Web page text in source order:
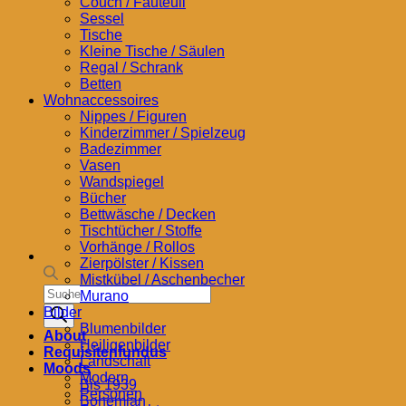
Products
search
About
Requisitenfundus
Moods
Bis 1939
Bohemian
Sessel
Tische
Kleine Tische / Säulen
Regal / Schrank
Betten
Wohnaccessoires
Nippes / Figuren
Kinderzimmer / Spielzeug
Badezimmer
Vasen
Wandspiegel
Bücher
Bettwäsche / Decken
Tischtücher / Stoffe
Vorhänge / Rollos
Zierpölster / Kissen
Mistkübel / Aschenbecher
Murano
Bilder
Blumenbilder
Heiligenbilder
Landschaft
Modern
Personen